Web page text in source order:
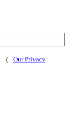
(
Our Privacy